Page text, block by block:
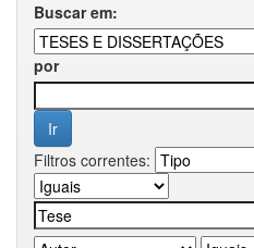
Buscar em:
por
Filtros correntes: